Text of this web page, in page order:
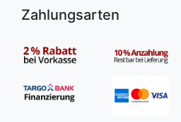
Zahlungsarten